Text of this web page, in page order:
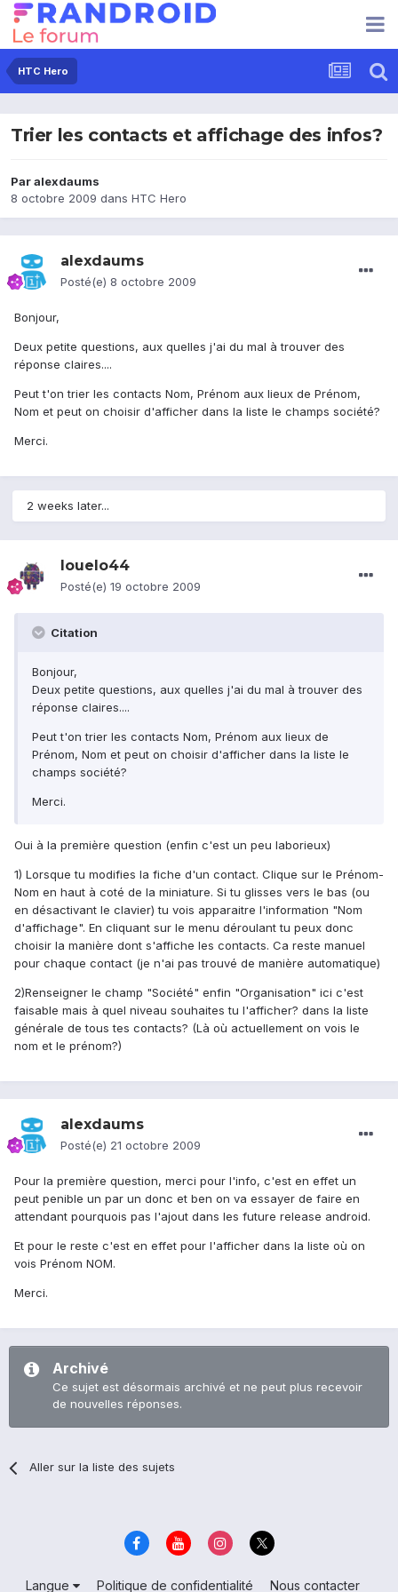
HTC Hero
Trier les contacts et affichage des infos?
Paralexdaums
8 octobre 2009 dans HTC Hero
alexdaums
Posté(e) 8 octobre 2009
Bonjour,
Deux petite questions, aux quelles j'ai du mal à trouver des
réponse claires....
Peut t'on trier les contacts Nom, Prénom aux lieux de Prénom,
Nom et peut on choisir d'afficher dans la liste le champs société?
Merci.
2 weeks later...
louelo44
Posté(e) 19 octobre 2009
Citation
Bonjour,
Deux petite questions, aux quelles j'ai du mal à trouver des
réponse claires....
Peut t'on trier les contacts Nom, Prénom aux lieux de
Prénom, Nom et peut on choisir d'afficher dans la liste le
champs société?
Merci.
Oui à la première question (enfin c'est un peu laborieux)
1) Lorsque tu modifies la fiche d'un contact. Clique sur le Prénom-
Nom en haut à coté de la miniature. Si tu glisses vers le bas (ou
en désactivant le clavier) tu vois apparaitre l'information "Nom
d'affichage". En cliquant sur le menu déroulant tu peux donc
choisir la manière dont s'affiche les contacts. Ca reste manuel
pour chaque contact (je n'ai pas trouvé de manière automatique)
2)Renseigner le champ "Société" enfin "Organisation" ici c'est
faisable mais à quel niveau souhaites tu l'afficher? dans la liste
générale de tous tes contacts? (Là où actuellement on vois le
nom et le prénom?)
alexdaums
Posté(e) 21 octobre 2009
Pour la première question, merci pour l'info, c'est en effet un
peut penible un par un donc et ben on va essayer de faire en
attendant pourquois pas l'ajout dans les future release android.
Et pour le reste c'est en effet pour l'afficher dans la liste où on
vois Prénom NOM.
Merci.
Archivé
Ce sujet est désormais archivé et ne peut plus recevoir
de nouvelles réponses.
Aller sur la liste des sujets
Langue Politique de confidentialité Nous contacter